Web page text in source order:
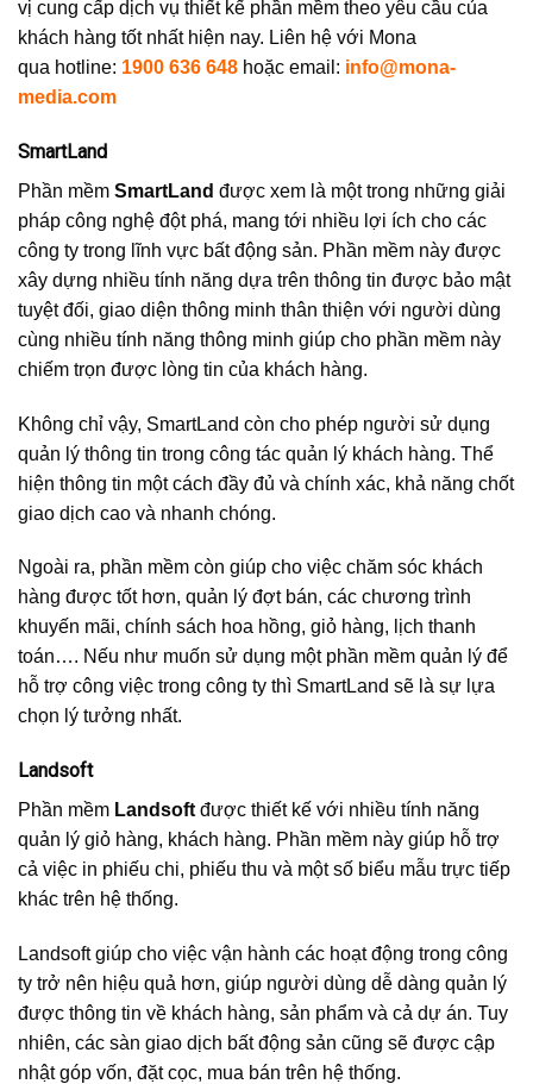
vị cung cấp dịch vụ thiết kế phần mềm theo yêu cầu của
khách hàng tốt nhất hiện nay. Liên hệ với Mona
qua hotline: 1900 636 648 hoặc email: info@mona-
media.com
SmartLand
Phần mềm SmartLand được xem là một trong những giải
pháp công nghệ đột phá, mang tới nhiều lợi ích cho các
công ty trong lĩnh vực bất động sản. Phần mềm này được
xây dựng nhiều tính năng dựa trên thông tin được bảo mật
tuyệt đối, giao diện thông minh thân thiện với người dùng
cùng nhiều tính năng thông minh giúp cho phần mềm này
chiếm trọn được lòng tin của khách hàng.
Không chỉ vậy, SmartLand còn cho phép người sử dụng
quản lý thông tin trong công tác quản lý khách hàng. Thể
hiện thông tin một cách đầy đủ và chính xác, khả năng chốt
giao dịch cao và nhanh chóng.
Ngoài ra, phần mềm còn giúp cho việc chăm sóc khách
hàng được tốt hơn, quản lý đợt bán, các chương trình
khuyến mãi, chính sách hoa hồng, giỏ hàng, lịch thanh
toán…. Nếu như muốn sử dụng một phần mềm quản lý để
hỗ trợ công việc trong công ty thì SmartLand sẽ là sự lựa
chọn lý tưởng nhất.
Landsoft
Phần mềm Landsoft được thiết kế với nhiều tính năng
quản lý giỏ hàng, khách hàng. Phần mềm này giúp hỗ trợ
cả việc in phiếu chi, phiếu thu và một số biểu mẫu trực tiếp
khác trên hệ thống.
Landsoft giúp cho việc vận hành các hoạt động trong công
ty trở nên hiệu quả hơn, giúp người dùng dễ dàng quản lý
được thông tin về khách hàng, sản phẩm và cả dự án. Tuy
nhiên, các sàn giao dịch bất động sản cũng sẽ được cập
nhật góp vốn, đặt cọc, mua bán trên hệ thống.